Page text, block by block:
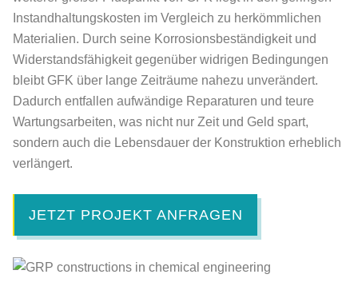
Instandhaltungskosten im Vergleich zu herkömmlichen
Materialien. Durch seine Korrosionsbeständigkeit und
Widerstandsfähigkeit gegenüber widrigen Bedingungen
bleibt GFK über lange Zeiträume nahezu unverändert.
Dadurch entfallen aufwändige Reparaturen und teure
Wartungsarbeiten, was nicht nur Zeit und Geld spart,
sondern auch die Lebensdauer der Konstruktion erheblich
verlängert.
JETZT PROJEKT ANFRAGEN